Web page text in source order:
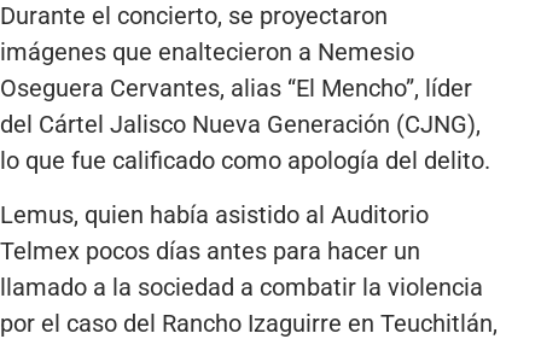
Durante el concierto, se proyectaron
imágenes que enaltecieron a Nemesio
Oseguera Cervantes, alias “El Mencho”, líder
del Cártel Jalisco Nueva Generación (CJNG),
lo que fue calificado como apología del delito.
Lemus, quien había asistido al Auditorio
Telmex pocos días antes para hacer un
llamado a la sociedad a combatir la violencia
por el caso del Rancho Izaguirre en Teuchitlán,